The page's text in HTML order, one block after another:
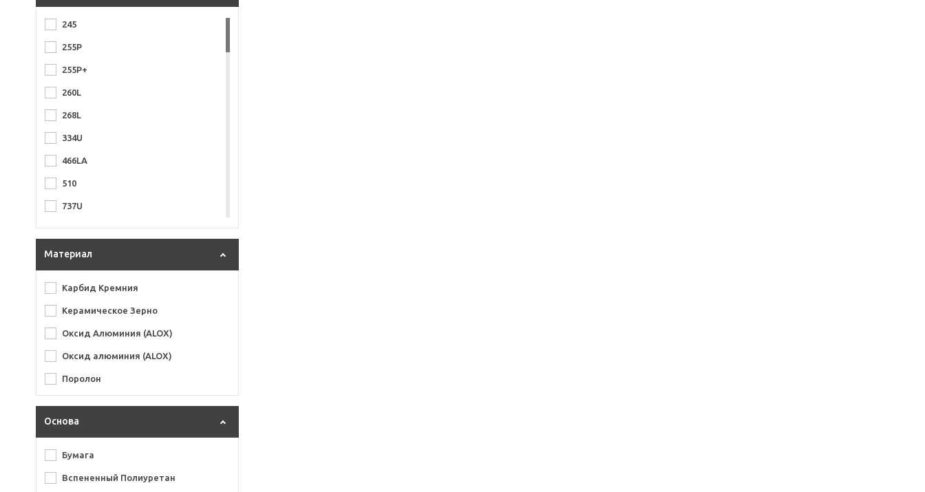
245
255P
255P+
260L
268L
334U
466LA
510
737U
740
750
Hookit
L312T Film
Материал
Карбид Кремния
Керамическое Зерно
Оксид Алюминия (ALOX)
Оксид алюминия (ALOX)
Поролон
Основа
Бумага
Вспененный Полиуретан